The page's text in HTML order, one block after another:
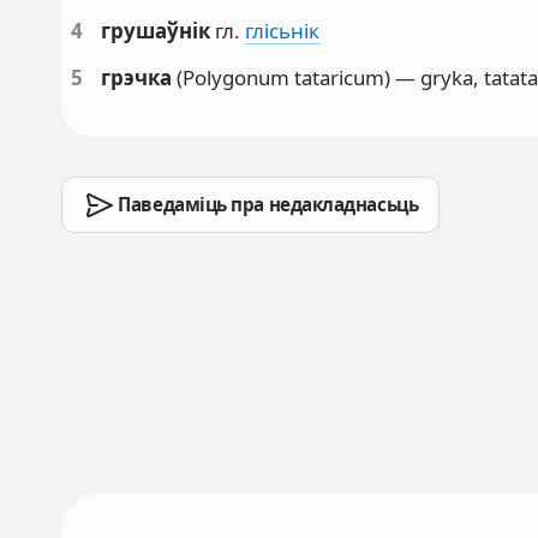
4 грушаўнік гл. глісьнік
5
грэчка (Polygonum tataricum) — gryka,
Паведаміць пра недакладнасьць